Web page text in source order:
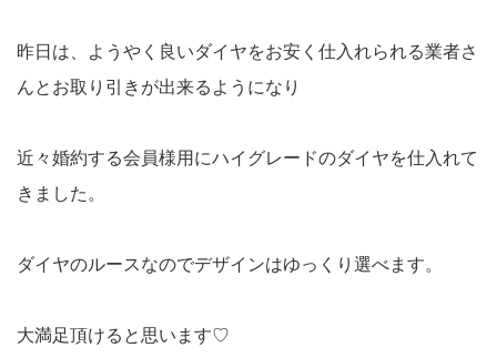
昨日は、ようやく良いダイヤをお安く仕入れられる業者さ
んとお取り引きが出来るようになり
近々婚約する会員様用にハイグレードのダイヤを仕入れて
きました。
ダイヤのルースなのでデザインはゆっくり選べます。
大満足頂けると思います♡